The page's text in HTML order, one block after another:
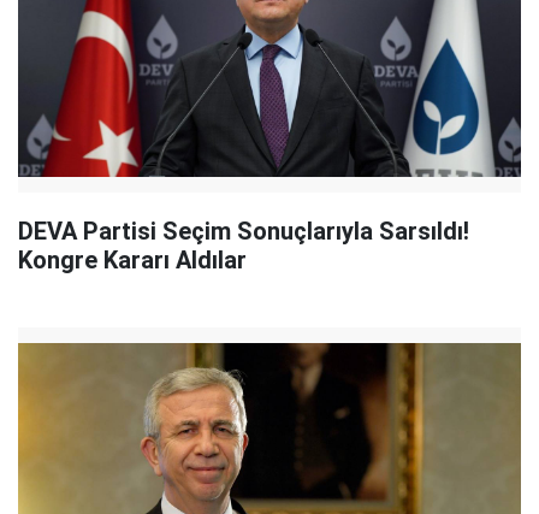
DEVA Partisi Seçim Sonuçlarıyla Sarsıldı!
Kongre Kararı Aldılar